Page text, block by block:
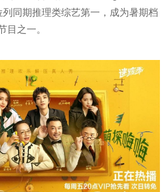
同期推理类综艺第一，成为暑期档
目之一。